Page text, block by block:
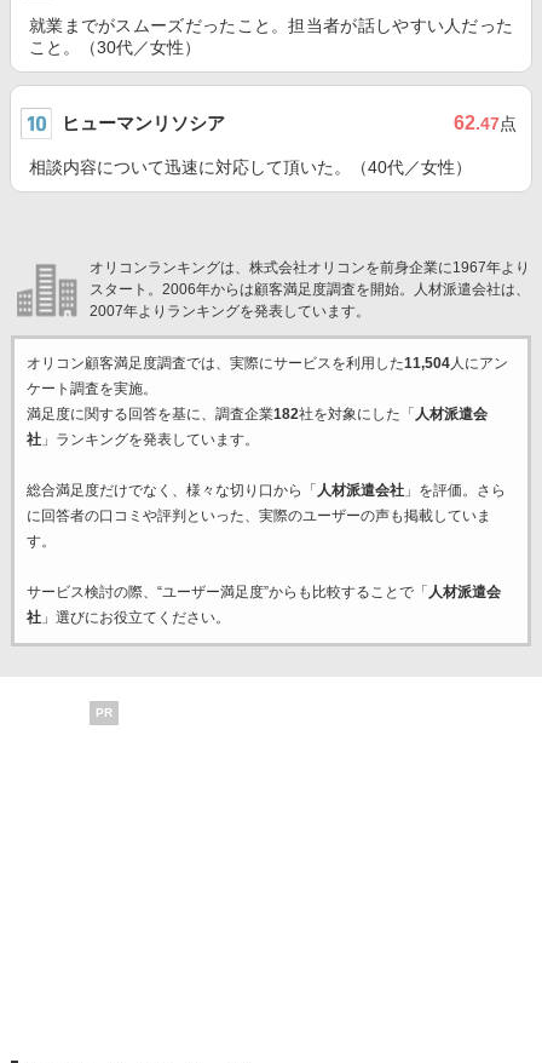
就業までがスムーズだったこと。担当者が話しやすい人だった
こと。（30代／女性）
ヒューマンリソシア 62.47点
相談内容について迅速に対応して頂いた。（40代／女性）
オリコンランキングは、株式会社オリコンを前身企業に1967年より
スタート。2006年からは顧客満足度調査を開始。人材派遣会社は、
2007年よりランキングを発表しています。
オリコン顧客満足度調査では、実際にサービスを利用した11,504人にアン
ケート調査を実施。
満足度に関する回答を基に、調査企業182社を対象にした「 人材派遣会
社」ランキングを発表しています。
総合満足度だけでなく、様々な切り口から「 人材派遣会社」を評価。さら
に回答者の口コミや評判といった、実際のユーザーの声も掲載していま
す。
サービス検討の際、“ユーザー満足度”からも比較することで「 人材派遣会
社」選びにお役立てください。
PR